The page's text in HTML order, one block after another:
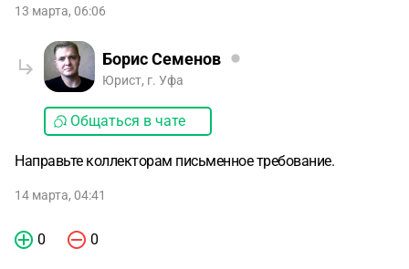
13 марта, 06:06
Борис Семенов
Юрист, г. Уфа
Общаться в чате
Направьте коллекторам письменное требование.
14 марта, 04:41
0 0